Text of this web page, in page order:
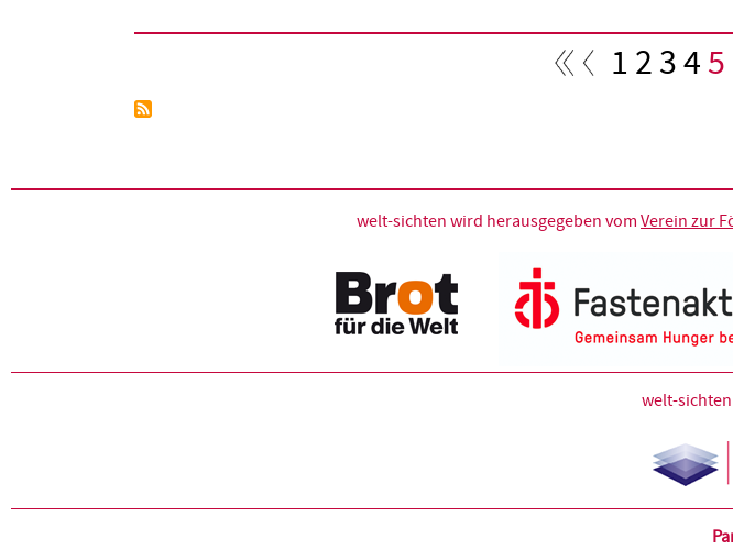
Seitennummerierung
Seite
1 Seite
2Seite
345
welt-sichten wird herausgegeben vom Verein zur
welt-